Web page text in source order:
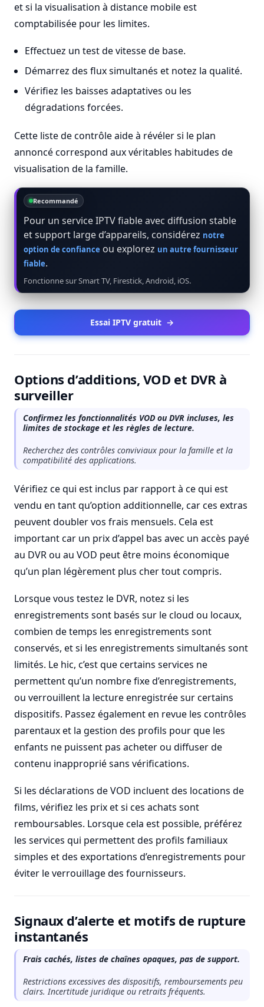
et si la visualisation à distance mobile est
comptabilisée pour les limites.
Effectuez un test de vitesse de base.
Démarrez des flux simultanés et notez la qualité.
Vérifiez les baisses adaptatives ou les
dégradations forcées.
Cette liste de contrôle aide à révéler si le plan
annoncé correspond aux véritables habitudes de
visualisation de la famille.
Recommandé
Pour un service IPTV fiable avec diffusion stable
et support large d’appareils, considérez notre
option de confiance ou explorez un autre fournisseur
fiable.
Fonctionne sur Smart TV, Firestick, Android, iOS.
Essai IPTV gratuit →
Options d’additions, VOD et DVR à
surveiller
Confirmez les fonctionnalités VOD ou DVR incluses, les
limites de stockage et les règles de lecture.
Recherchez des contrôles conviviaux pour la famille et la
compatibilité des applications.
Vérifiez ce qui est inclus par rapport à ce qui est
vendu en tant qu’option additionnelle, car ces extras
peuvent doubler vos frais mensuels. Cela est
important car un prix d’appel bas avec un accès payé
au DVR ou au VOD peut être moins économique
qu’un plan légèrement plus cher tout compris.
Lorsque vous testez le DVR, notez si les
enregistrements sont basés sur le cloud ou locaux,
combien de temps les enregistrements sont
conservés, et si les enregistrements simultanés sont
limités. Le hic, c’est que certains services ne
permettent qu’un nombre fixe d’enregistrements,
ou verrouillent la lecture enregistrée sur certains
dispositifs. Passez également en revue les contrôles
parentaux et la gestion des profils pour que les
enfants ne puissent pas acheter ou diffuser de
contenu inapproprié sans vérifications.
Si les déclarations de VOD incluent des locations de
films, vérifiez les prix et si ces achats sont
remboursables. Lorsque cela est possible, préférez
les services qui permettent des profils familiaux
simples et des exportations d’enregistrements pour
éviter le verrouillage des fournisseurs.
Signaux d’alerte et motifs de rupture
instantanés
Frais cachés, listes de chaînes opaques, pas de support.
Restrictions excessives des dispositifs, remboursements peu
clairs. Incertitude juridique ou retraits fréquents.